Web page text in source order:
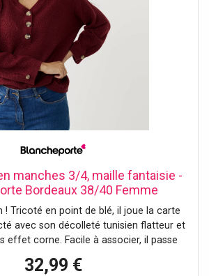
manches 3/4, maille fantaisie -
Bordeaux 38/40 Femme
! Tricoté en point de blé, il joue la carte
avec son décolleté tunisien flatteur et
effet corne. Facile à associer, il passe
toute l’année ! Taille• Longueur 62 cm
32,99 €